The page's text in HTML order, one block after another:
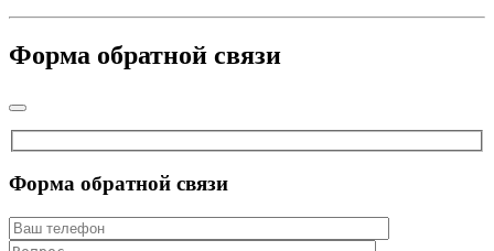
Форма обратной связи
Форма обратной связи